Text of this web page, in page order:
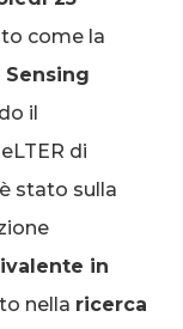
come la
Sensing
il
di
stato sulla
in
nella ricerca